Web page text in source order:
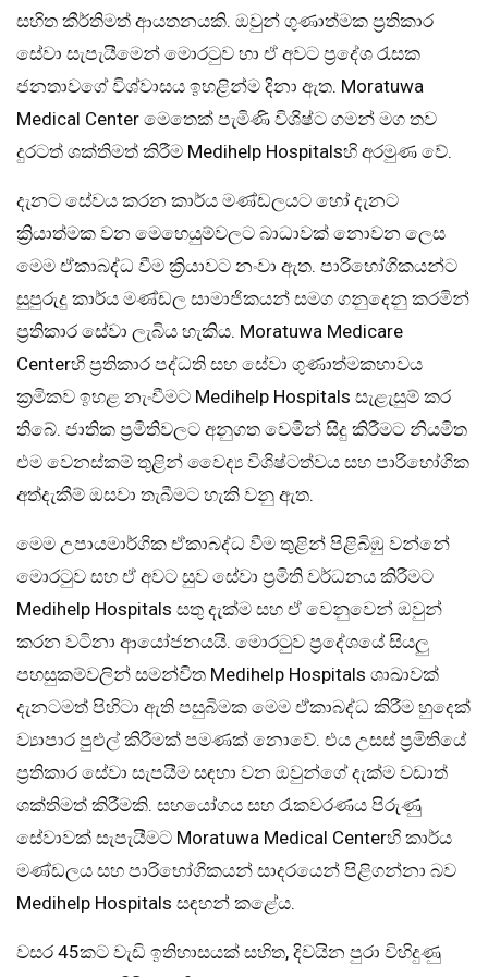
සහිත කීර්තිමත් ආයතනයකි. ඔවුන් ගුණාත්මක ප්‍රතිකාර
සේවා සැපැයීමෙන් මොරටුව හා ඒ අවට ප්‍රදේශ රැසක
ජනතාවගේ විශ්වාසය ඉහළින්ම දිනා ඇත. Moratuwa
Medical Center මෙතෙක් පැමිණි විශිෂ්ට ගමන් මග තව
දුරටත් ශක්තිමත් කිරීම Medihelp Hospitalsහි අරමුණ වේ.
දැනට සේවය කරන කාර්ය මණ්ඩලයට හෝ දැනට
ක්‍රියාත්මක වන මෙහෙයුම්වලට බාධාවක් නොවන ලෙස
මෙම ඒකාබද්ධ වීම ක්‍රියාවට නංවා ඇත. පාරිභෝගිකයන්ට
සුපුරුදු කාර්ය මණ්ඩල සාමාජිකයන් සමග ගනුදෙනු කරමින්
ප්‍රතිකාර සේවා ලැබිය හැකිය. Moratuwa Medicare
Centerහි ප්‍රතිකාර පද්ධති සහ සේවා ගුණාත්මකභාවය
ක්‍රමිකව ඉහළ නැංවීමට Medihelp Hospitals සැළැසුම් කර
තිබේ. ජාතික ප්‍රමිතිවලට අනුගත වෙමින් සිදු කිරීමට නියමිත
එම වෙනස්කම් තුළින් වෛද්‍ය විශිෂ්ටත්වය සහ පාරිභෝගික
අත්දැකීම් ඔසවා තැබීමට හැකි වනු ඇත.
මෙම උපායමාර්ගික ඒකාබද්ධ වීම තුළින් පිළිබිඹු වන්නේ
මොරටුව සහ ඒ අවට සුව සේවා ප්‍රමිති වර්ධනය කිරීමට
Medihelp Hospitals සතු දැක්ම සහ ඒ වෙනුවෙන් ඔවුන්
කරන වටිනා ආයෝජනයයි. මොරටුව ප්‍රදේශයේ සියලු
පහසුකම්වලින් සමන්විත Medihelp Hospitals ශාඛාවක්
දැනටමත් පිහිටා ඇති පසුබිමක මෙම ඒකාබද්ධ කිරීම හුදෙක්
ව්‍යාපාර පුළුල් කිරීමක් පමණක් නොවේ. එය උසස් ප්‍රමිතියේ
ප්‍රතිකාර සේවා සැපයීම සඳහා වන ඔවුන්ගේ දැක්ම වඩාත්
ශක්තිමත් කිරීමකි. සහයෝගය සහ රැකවරණය පිරුණු
සේවාවක් සැපැයීමට Moratuwa Medical Centerහි කාර්ය
මණ්ඩලය සහ පාරිභෝගිකයන් සාදරයෙන් පිළිගන්නා බව
Medihelp Hospitals සඳහන් කළේය.
වසර 45කට වැඩි ඉතිහාසයක් සහිත, දිවයින පුරා විහිදුණු